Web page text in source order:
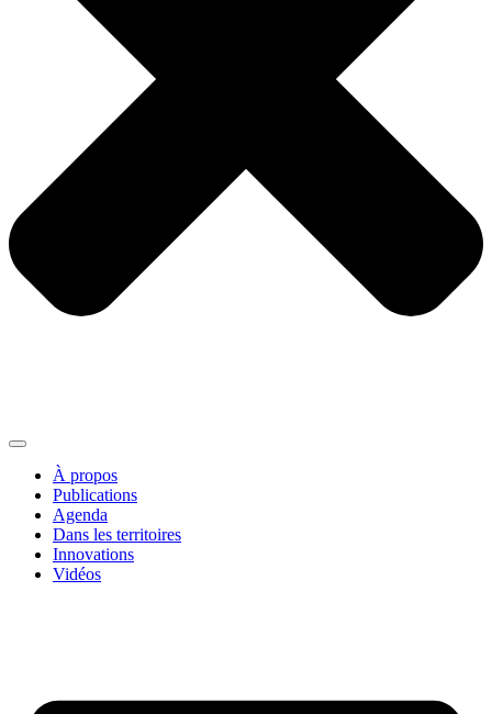
À propos
Publications
Agenda
Dans les territoires
Innovations
Vidéos